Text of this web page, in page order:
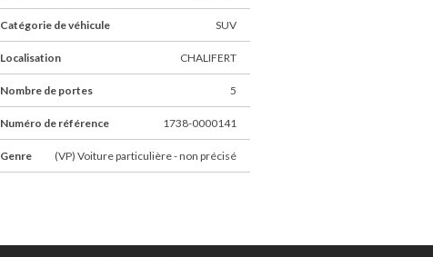
Catégorie de véhicule SUV
Localisation CHALIFERT
Nombre de portes 5
Numéro de référence 1738-0000141
Genre (VP) Voiture particulière - non précisé